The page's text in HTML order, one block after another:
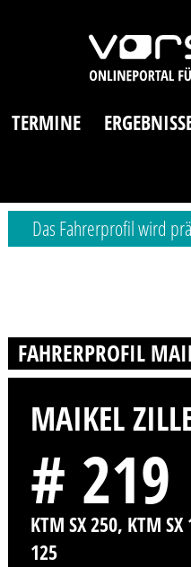
TERMINE
Das Fahrerprofil wird
FAHRERPROFIL
MAIKEL
# 219
KTM SX 250, KTM
125